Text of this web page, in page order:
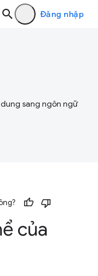
Đăng nhập
sang ngôn ngữ
của